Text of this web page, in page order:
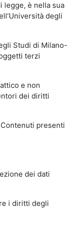
legge, è nella sua
degli
Studi di Milano-
terzi
e non
dei diritti
presenti
dei dati
i diritti degli